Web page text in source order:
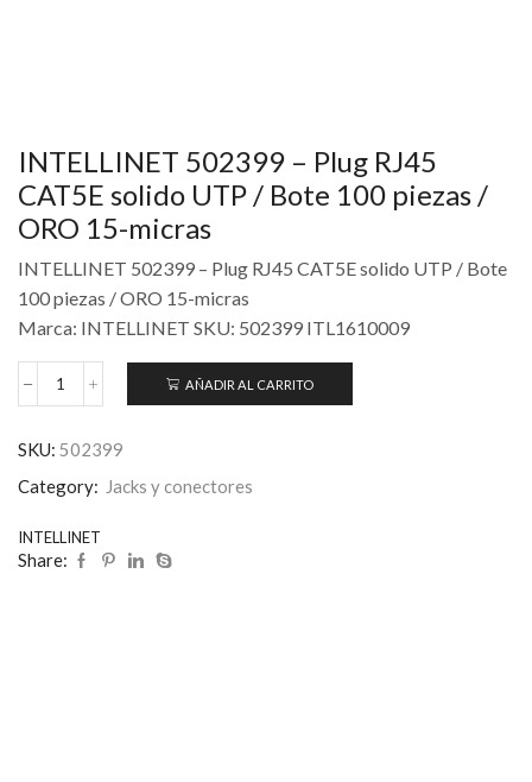
INTELLINET 502399 – Plug RJ45
CAT5E solido UTP / Bote 100 piezas /
ORO 15-micras
INTELLINET 502399 – Plug RJ45 CAT5E solido UTP / Bote
100 piezas / ORO 15-micras
Marca: INTELLINET SKU: 502399 ITL1610009
AÑADIR AL CARRITO
SKU: 502399
Category: Jacks y conectores
INTELLINET
Share: